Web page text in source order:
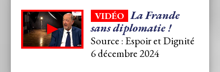
VIDÉO La Frande
sans diplomatie !
Source : Espoir et Dignité
6 décembre 2024